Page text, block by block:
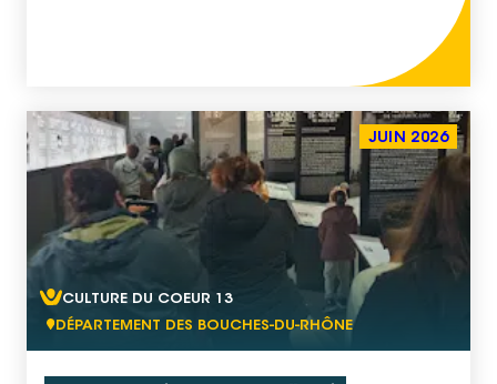
puisque 31 pupitres sont disponibles mais il en
faudrait […]
JUIN 2026
CULTURE DU COEUR 13
DÉPARTEMENT DES BOUCHES-DU-RHÔNE